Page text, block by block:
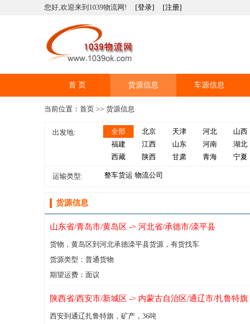
您好,欢迎来到1039物流网! [登录] [注册]
首 页 货源信息 车源信息
当前位置：首页 >> 货源信息
出发地: 全部 北京 天津 河北 山西
福建
江西 山东 河南 湖北
西藏
陕西 甘肃 青海 宁夏
运输类型: 整车货运 物流公司
货源信息
山东省/青岛市/黄岛区 -> 河北省/承德市/滦平县
货物，黄岛区到河北承德滦平县货源，有货找车
货源类型：普通货物
期望运费：面议
陕西省/西安市/新城区 -> 内蒙古自治区/通辽市/扎鲁特旗
西安到通辽扎鲁特旗，矿产，36吨